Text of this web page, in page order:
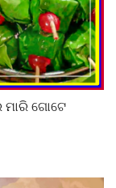
ମାରି ଗୋଟେ